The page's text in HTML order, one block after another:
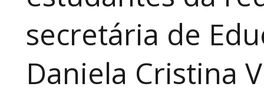
secretária de
Daniela Cristina